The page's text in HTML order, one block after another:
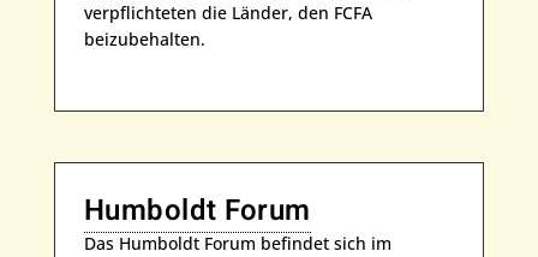
verpflichteten die Länder, den FCFA
beizubehalten.
Humboldt Forum
Das Humboldt Forum befindet sich im